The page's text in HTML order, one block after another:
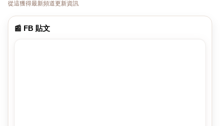
從這獲得最新頻道更新資訊
📰 FB 貼文